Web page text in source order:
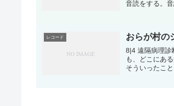
音読をする。
レコード おらが村の
8|4 遠隔病理診
も、どこにあ
そういったこ